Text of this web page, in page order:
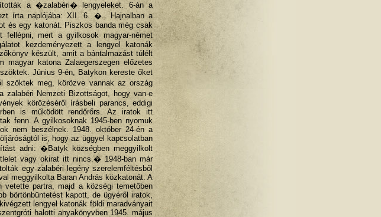
a �zalabéri� lengyeleket. 6-án a
írta naplójába: XII. 6. �.. Hajnalban a
és egy katonát. Piszkos banda még csak
mert a gyilkosok magyar-német
kezdeményezett a lengyel katonák
készült, amit a bántalmazást túlélt
magyar katona Zalaegerszegen előzetes
Június 9-én, Batykon kereste őket
szöktek meg, körözve vannak az ország
Nemzeti Bizottságot, hogy van-e
körözéséről írásbeli parancs, eddigi
is működött rendőrőrs. Az iratok itt
fenn. A gyilkosoknak 1945-ben nyomuk
nem beszélnek. 1948. október 24-én a
is, hogy az üggyel kapcsolatban
adni: �Batyk községben meggyilkolt
vagy okirat itt nincs.� 1948-ban már
egy zalabéri legény szerelemféltésből
meggyilkolta Baran András közkatonát. A
partra, majd a községi temetőben
börtönbüntetést kapott, de ügyéről iratok,
lengyel katonák földi maradványait
halotti anyakönyvben 1945. május